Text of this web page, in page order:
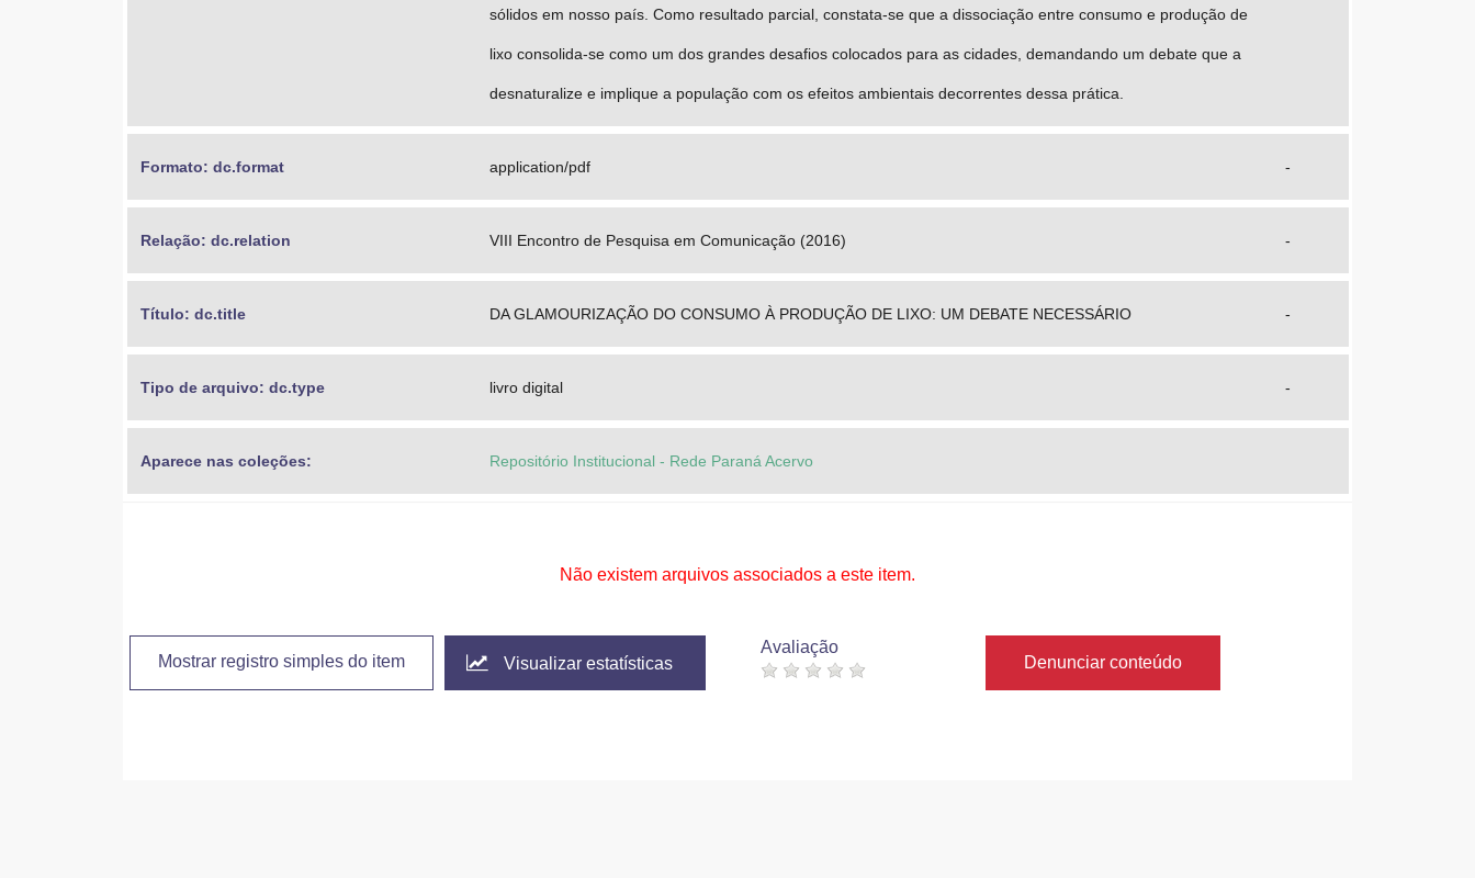
sólidos em nosso país. Como resultado parcial, constata-se que a dissociação entre consumo e produção de
lixo consolida-se como um dos grandes desafios colocados para as cidades, demandando um debate que a
desnaturalize e implique a população com os efeitos ambientais decorrentes dessa prática.
Formato: dc.format application/pdf -
Relação: dc.relation VIII Encontro de Pesquisa em Comunicação (2016) -
Título: dc.title DA GLAMOURIZAÇÃO DO CONSUMO À PRODUÇÃO DE LIXO: UM DEBATE NECESSÁRIO -
Tipo de arquivo: dc.type livro digital -
Aparece nas coleções: Repositório Institucional - Rede Paraná Acervo
Não existem arquivos associados a este item.
Mostrar registro simples do item Visualizar estatísticas
Avaliação
Denunciar conteúdo